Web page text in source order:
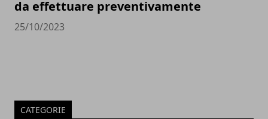
da effettuare preventivamente
25/10/2023
CATEGORIE